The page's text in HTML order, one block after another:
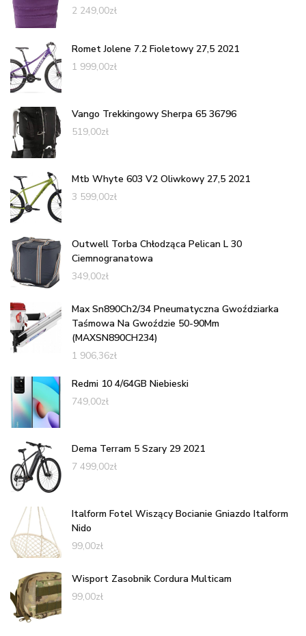
2 249,00zł
Romet Jolene 7.2 Fioletowy 27,5 2021
1 999,00zł
Vango Trekkingowy Sherpa 65 36796
519,00zł
Mtb Whyte 603 V2 Oliwkowy 27,5 2021
3 599,00zł
Outwell Torba Chłodząca Pelican L 30
Ciemnogranatowa
349,00zł
Max Sn890Ch2/34 Pneumatyczna Gwoździarka
Taśmowa Na Gwoździe 50-90Mm
(MAXSN890CH234)
1 906,36zł
Redmi 10 4/64GB Niebieski
749,00zł
Dema Terram 5 Szary 29 2021
7 499,00zł
Italform Fotel Wiszący Bocianie Gniazdo Italform
Nido
99,00zł
Wisport Zasobnik Cordura Multicam
99,00zł